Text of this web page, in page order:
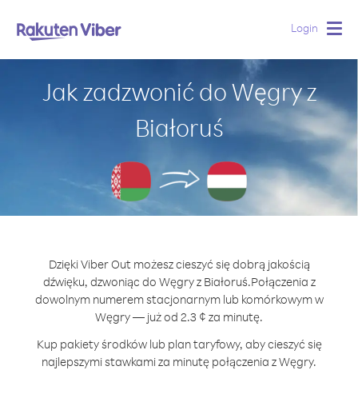
Login
Jak zadzwonić do Węgry z
Białoruś
Dzięki Viber Out możesz cieszyć się dobrą jakością
dźwięku, dzwoniąc do Węgry z Białoruś.Połączenia z
dowolnym numerem stacjonarnym lub komórkowym w
Węgry — już od 2.3 ¢ za minutę.
Kup pakiety środków lub plan taryfowy, aby cieszyć się
najlepszymi stawkami za minutę połączenia z Węgry.